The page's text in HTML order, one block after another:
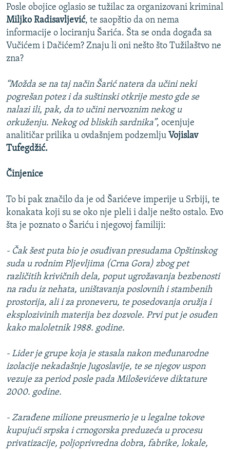
Posle obojice oglasio se tužilac za organizovani kriminal
Miljko Radisavljević, te saopštio da on nema
informacije o lociranju Šarića. Šta se onda događa sa
Vučićem i Dačićem? Znaju li oni nešto što Tužilaštvo ne
zna?
“Možda se na taj način Šarić natera da učini neki
pogrešan potez i da suštinski otkrije mesto gde se
nalazi ili, pak, da to učini nervoznim nekog u
orkuženju. Nekog od bliskih sardnika”, ocenjuje
analitičar prilika u ovdašnjem podzemlju Vojislav
Tufegdžić.
Činjenice
To bi pak značilo da je od Šarićeve imperije u Srbiji, te
konakata koji su se oko nje pleli i dalje nešto ostalo. Evo
šta je poznato o Šariću i njegovoj familiji:
- Čak šest puta bio je osuđivan presudama Opštinskog
suda u rodnim Pljevljima (Crna Gora) zbog pet
različitih krivičnih dela, poput ugrožavanja bezbenosti
na radu iz nehata, uništavanja poslovnih i stambenih
prostorija, ali i za proneveru, te posedovanja oružja i
eksplozivinih materija bez dozvole. Prvi put je osuđen
kako maloletnik 1988. godine.
- Lider je grupe koja je stasala nakon međunarodne
izolacije nekadašnje Jugoslavije, te se njegov uspon
vezuje za period posle pada Miloševićeve diktature
2000. godine.
- Zarađene milione preusmerio je u legalne tokove
kupujući srpska i crnogorska preduzeća u procesu
privatizacije, poljoprivredna dobra, fabrike, lokale,